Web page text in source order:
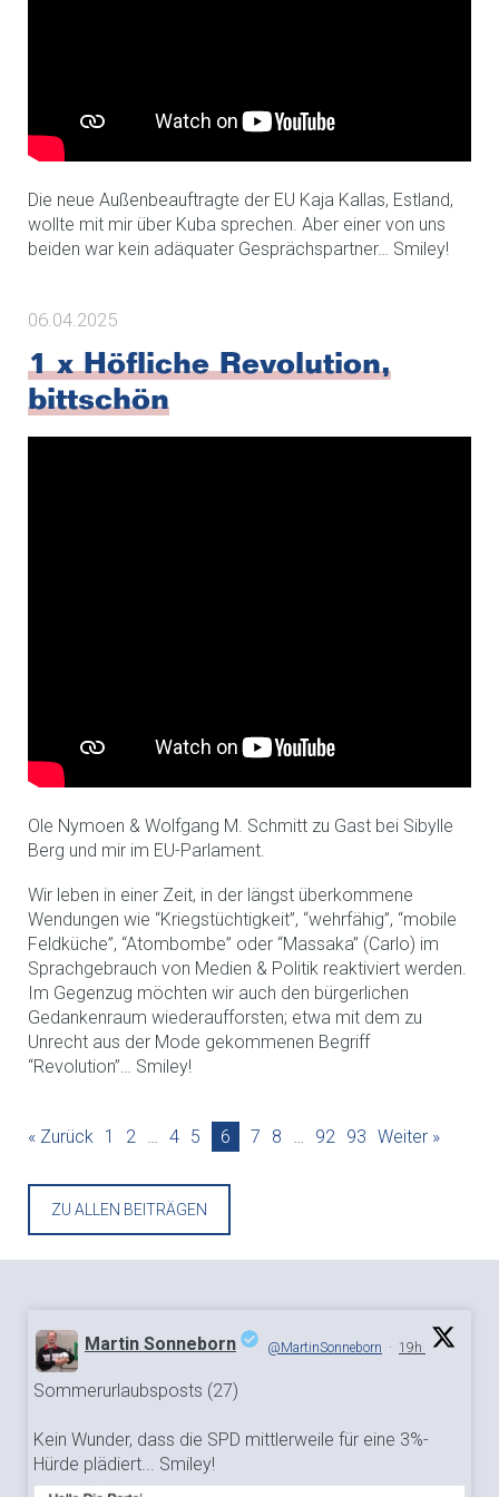
;
Martin Sonneborn @MartinSonneborn · 19h
Sommerurlaubsposts (27)
Kein Wunder, dass die SPD mittlerweile für eine 3%-
Hürde plädiert... Smiley!
Die neue Außenbeauftragte der EU Kaja Kallas, Estland,
wollte mit mir über Kuba sprechen. Aber einer von uns
beiden war kein adäquater Gesprächspartner… Smiley!
06.04.2025
1 x Höfliche Revolution,
bittschön
Ole Nymoen & Wolfgang M. Schmitt zu Gast bei Sibylle
Berg und mir im EU-Parlament.
Wir leben in einer Zeit, in der längst überkommene
Wendungen wie “Kriegstüchtigkeit”, “wehrfähig”, “mobile
Feldküche”, “Atombombe” oder “Massaka” (Carlo) im
Sprachgebrauch von Medien & Politik reaktiviert werden.
Im Gegenzug möchten wir auch den bürgerlichen
Gedankenraum wiederaufforsten; etwa mit dem zu
Unrecht aus der Mode gekommenen Begriff
“Revolution”… Smiley!
« Zurück 1 2 … 4 5 6 7 8 … 92 93 Weiter »
ZU ALLEN BEITRÄGEN